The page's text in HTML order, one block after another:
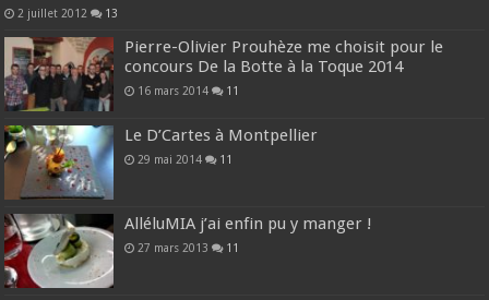
2 juillet 2012 13
Pierre-Olivier Prouhèze me choisit pour le
concours De la Botte à la Toque 2014
16 mars 2014 11
Le D’Cartes à Montpellier
29 mai 2014 11
AlléluMIA j’ai enfin pu y manger !
27 mars 2013 11